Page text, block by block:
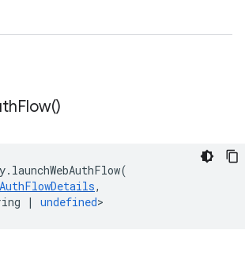
Flow()
. launchWebAuthFlow(
,
| undefined>